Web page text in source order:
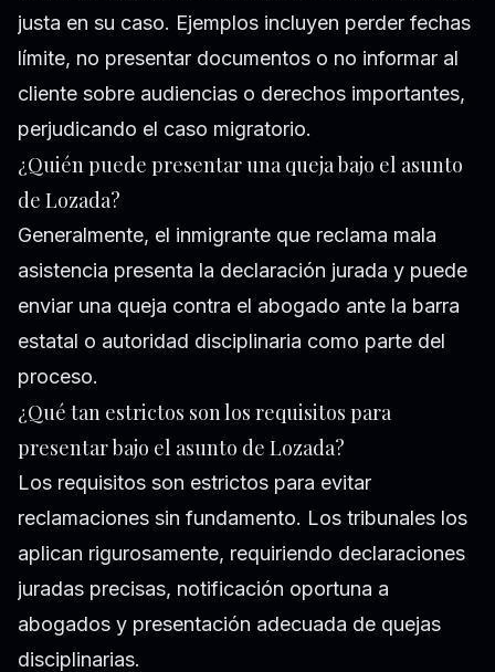
justa en su caso. Ejemplos incluyen perder fechas
límite, no presentar documentos o no informar al
cliente sobre audiencias o derechos importantes,
perjudicando el caso migratorio.
¿Quién puede presentar una queja bajo el asunto
de Lozada?
Generalmente, el inmigrante que reclama mala
asistencia presenta la declaración jurada y puede
enviar una queja contra el abogado ante la barra
estatal o autoridad disciplinaria como parte del
proceso.
¿Qué tan estrictos son los requisitos para
presentar bajo el asunto de Lozada?
Los requisitos son estrictos para evitar
reclamaciones sin fundamento. Los tribunales los
aplican rigurosamente, requiriendo declaraciones
juradas precisas, notificación oportuna a
abogados y presentación adecuada de quejas
disciplinarias.